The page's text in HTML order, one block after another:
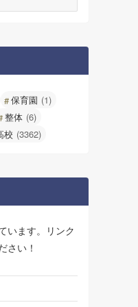
保育園 (1)
整体 (6)
校 (3362)
います。リンク
さい！